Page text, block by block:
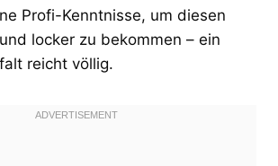
Profi-Kenntnisse, um diesen
locker zu bekommen – ein
reicht völlig.